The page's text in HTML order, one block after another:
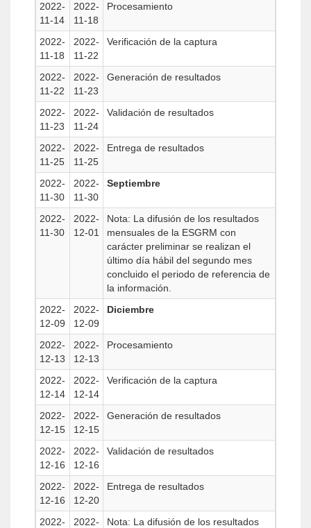
2022-
11-14
2022-
11-18
Procesamiento
2022-
11-18
2022-
11-22
Verificación de la captura
2022-
11-22
2022-
11-23
Generación de resultados
2022-
11-23
2022-
11-24
Validación de resultados
2022-
11-25
2022-
11-25
Entrega de resultados
2022-
11-30
2022-
11-30
Septiembre
2022-
11-30
2022-
12-01
Nota: La difusión de los resultados
mensuales de la ESGRM con
carácter preliminar se realizan el
último día hábil del segundo mes
concluido el periodo de referencia de
la información.
2022-
12-09
2022-
12-09
Diciembre
2022-
12-13
2022-
12-13
Procesamiento
2022-
12-14
2022-
12-14
Verificación de la captura
2022-
12-15
2022-
12-15
Generación de resultados
2022-
12-16
2022-
12-16
Validación de resultados
2022-
12-16
2022-
12-20
Entrega de resultados
2022-
2022-
Nota: La difusión de los resultados